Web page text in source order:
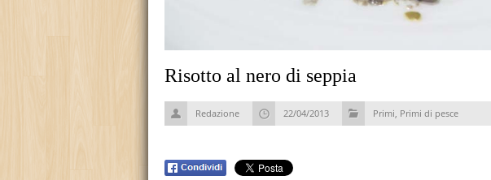
Risotto al nero di seppia
Redazione 22/04/2013 Primi Primi di pesce